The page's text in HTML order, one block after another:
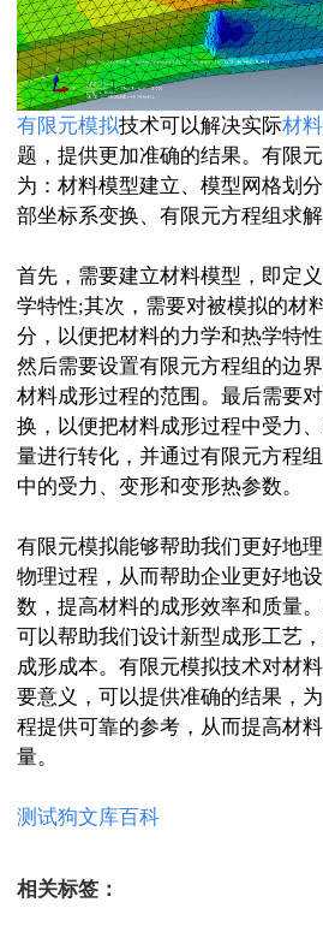
有限元模拟技术可以解决实际材
题，提供更加准确的结果。有限
为：材料模型建立、模型网格划
部坐标系变换、有限元方程组求解
首先，需要建立材料模型，即定
学特性;其次，需要对被模拟的材
分，以便把材料的力学和热学特
然后需要设置有限元方程组的边
材料成形过程的范围。最后需要
换，以便把材料成形过程中受力
量进行转化，并通过有限元方程
中的受力、变形和变形热参数。
有限元模拟能够帮助我们 更好地理
物理过程 ， 从而帮助企业更好地设
数 ，提高材料的成形效率和 质量。
可以帮助我们设计新型成形工艺 ，
成形成本。有限元模拟技术对材料
要意义 ，可以提供准确的结果 ， 为
程提供可靠的参考 ， 从而提高材料
量。
测试狗文库百科
相关标签：